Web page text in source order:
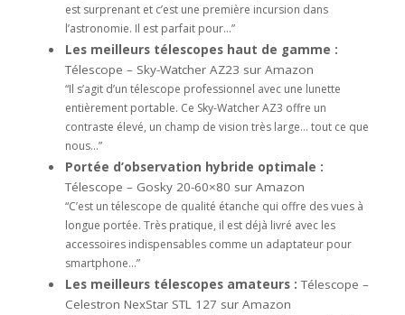
est surprenant et c’est une première incursion dans
l’astronomie. Il est parfait pour…”
Les meilleurs télescopes haut de gamme :
Télescope – Sky-Watcher AZ23 sur Amazon
“Il s’agit d’un télescope professionnel avec une lunette
entièrement portable. Ce Sky-Watcher AZ3 offre un
contraste élevé, un champ de vision très large… tout ce que
nous…”
Portée d’observation hybride optimale :
Télescope – Gosky 20-60×80 sur Amazon
“C’est un télescope de qualité étanche qui offre des vues à
longue portée. Très pratique, il est déjà livré avec les
accessoires indispensables comme un adaptateur pour
smartphone…”
Les meilleurs télescopes amateurs :Télescope –
Celestron NexStar STL 127 sur Amazon